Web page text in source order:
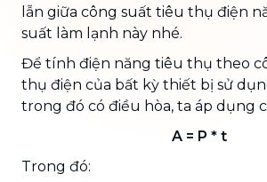
lẫn giữa công suất tiêu thụ điện
suất làm lạnh này nhé.
Để tính điện năng tiêu thụ theo
thụ điện của bất kỳ thiết bị sử
trong đó có điều hòa, ta áp dụng
A = P * t
Trong đó: